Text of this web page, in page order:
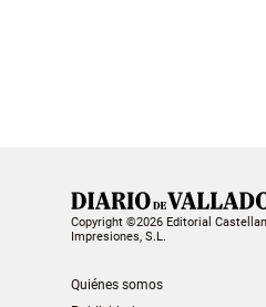
Copyright ©2026 Editorial
Impresiones, S.L.
Quiénes somos